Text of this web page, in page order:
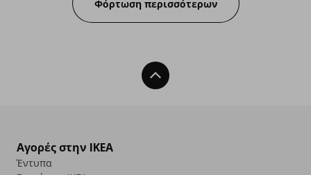
Φόρτωση περισσότερων
Back To Top
Αγορές στην IKEA
Έντυπα